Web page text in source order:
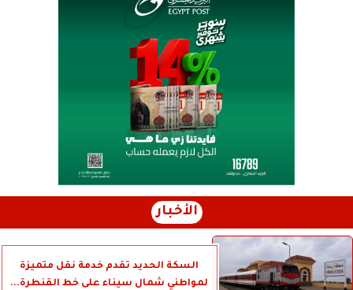
الأخبار
السكة الحديد تقدم خدمة نقل متميزة
لمواطني شمال سيناء على خط القنطرة...